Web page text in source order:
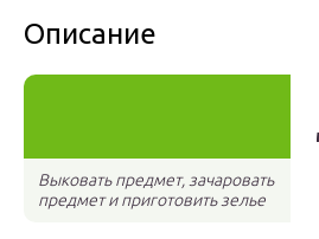
Описание
Выковать предмет, зачаровать
предмет и приготовить зелье